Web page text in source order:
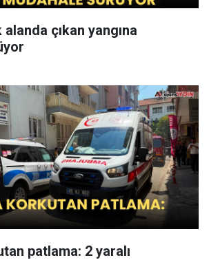
çıkan yangına
patlama: 2 yaralı